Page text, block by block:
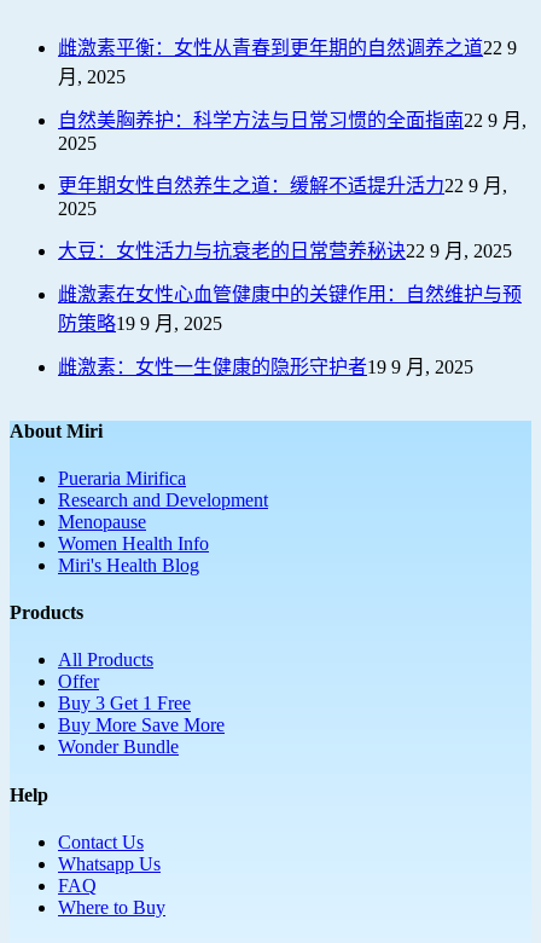
雌激素平衡：女性从青春到更年期的自然调养之道22 9
月, 2025
自然美胸养护：科学方法与日常习惯的全面指南22 9 月,
2025
更年期女性自然养生之道：缓解不适提升活力22 9 月,
2025
大豆：女性活力与抗衰老的日常营养秘诀22 9 月, 2025
雌激素在女性心血管健康中的关键作用：自然维护与预
防策略19 9 月, 2025
雌激素：女性一生健康的隐形守护者19 9 月, 2025
About Miri
Pueraria Mirifica
Research and Development
Menopause
Women Health Info
Miri's Health Blog
Products
All Products
Offer
Buy 3 Get 1 Free
Buy More Save More
Wonder Bundle
Help
Contact Us
Whatsapp Us
FAQ
Where to Buy